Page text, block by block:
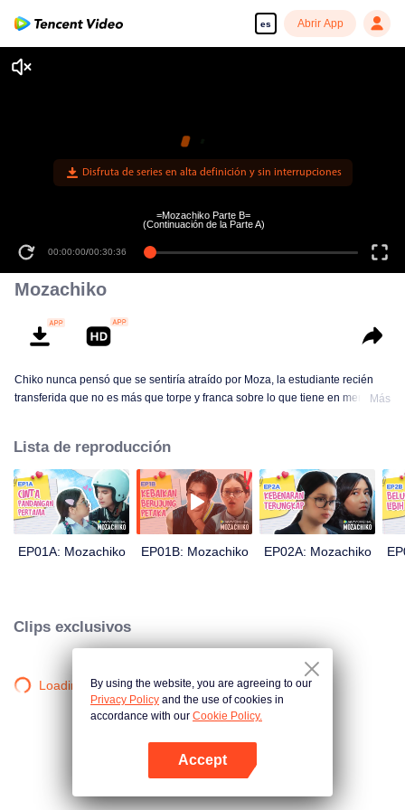
es Abrir App
Disfruta de series en alta definición y sin interrupciones
00:00:00/00:30:36
=Mozachiko Parte B=
(Continuación de la Parte A)
Mozachiko
Chiko nunca pensó que se sentiría atraído por Moza, la estudiante recién
transferida que no es más que torpe y franca sobre lo que tiene en mente.
un gran giro en la trama: ahora Chiko es quien la persigue.
Más
Lista de reproducción
EP01A: Mozachiko EP01B: Mozachiko EP02A: Mozachiko
Clips exclusivos
Loading…By using the website, you are agreeing to our
Privacy Policy and the use of cookies in
accordance with our Cookie Policy.
Accept